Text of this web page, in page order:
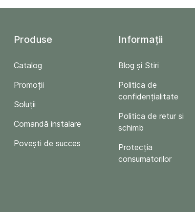
Produse
Catalog
Promoții
Soluții
Comandă instalare
Povești de succes
Informații
Blog și Stiri
Politica de
confidențialitate
Politica de retur si
schimb
Protecția
consumatorilor